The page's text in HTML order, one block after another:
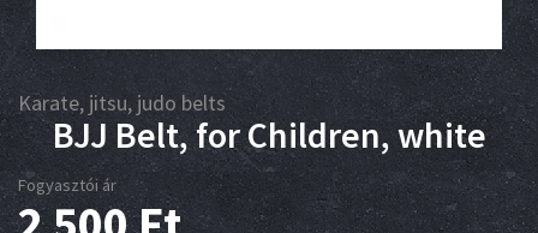
Karate, jitsu, judo belts
BJJ Belt, for Children, white
Fogyasztói ár